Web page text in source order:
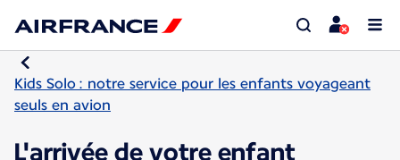
Kids Solo : notre service pour les enfants voyageant
seuls en avion
L'arrivée de votre enfant